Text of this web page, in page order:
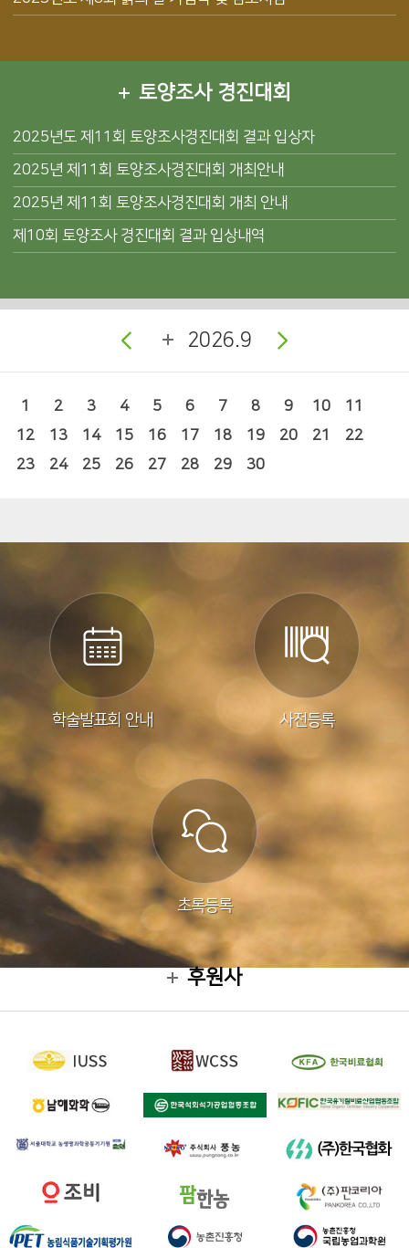
토양조사 경진대회
2025년도 제11회 토양조사경진대회 결과 입상자
2025년 제11회 토양조사경진대회 개최안내
2025년 제11회 토양조사경진대회 개최 안내
제10회 토양조사 경진대회 결과 입상내역
2026.9
1 2 3 4 5 6 7 8 9 10
11
12
13 14 15 16 17 18 19 20 21
22
23
24 25 26 27 28 29 30
학술발표회 안내 사전등록
초록등록
후원사